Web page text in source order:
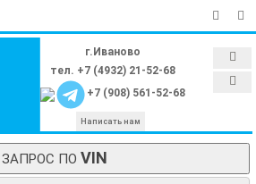
г.Иваново
тел. +7 (4932) 21-52-68
+7 (908) 561-52-68
Написать нам
ЗАПРОС ПО VIN